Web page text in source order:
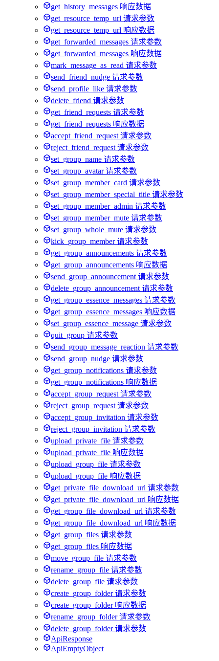
get_history_messages 响应数据
get_resource_temp_url 请求参数
get_resource_temp_url 响应数据
get_forwarded_messages 请求参数
get_forwarded_messages 响应数据
mark_message_as_read 请求参数
send_friend_nudge 请求参数
send_profile_like 请求参数
delete_friend 请求参数
get_friend_requests 请求参数
get_friend_requests 响应数据
accept_friend_request 请求参数
reject_friend_request 请求参数
set_group_name 请求参数
set_group_avatar 请求参数
set_group_member_card 请求参数
set_group_member_special_title 请求参数
set_group_member_admin 请求参数
set_group_member_mute 请求参数
set_group_whole_mute 请求参数
kick_group_member 请求参数
get_group_announcements 请求参数
get_group_announcements 响应数据
send_group_announcement 请求参数
delete_group_announcement 请求参数
get_group_essence_messages 请求参数
get_group_essence_messages 响应数据
set_group_essence_message 请求参数
quit_group 请求参数
send_group_message_reaction 请求参数
send_group_nudge 请求参数
get_group_notifications 请求参数
get_group_notifications 响应数据
accept_group_request 请求参数
reject_group_request 请求参数
accept_group_invitation 请求参数
reject_group_invitation 请求参数
upload_private_file 请求参数
upload_private_file 响应数据
upload_group_file 请求参数
upload_group_file 响应数据
get_private_file_download_url 请求参数
get_private_file_download_url 响应数据
get_group_file_download_url 请求参数
get_group_file_download_url 响应数据
get_group_files 请求参数
get_group_files 响应数据
move_group_file 请求参数
rename_group_file 请求参数
delete_group_file 请求参数
create_group_folder 请求参数
create_group_folder 响应数据
rename_group_folder 请求参数
delete_group_folder 请求参数
ApiResponse
ApiEmptyObject